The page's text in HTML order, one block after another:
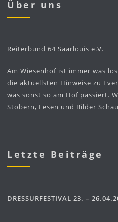
Über uns
Reiterbund 64 Saarlouis e.V.
Am Wiesenhof ist immer was
die aktuellsten Hinweise zu
was sonst so am Hof passiert.
Stöbern, Lesen und Bilder
Letzte Beiträge
DRESSURFESTIVAL 23. –